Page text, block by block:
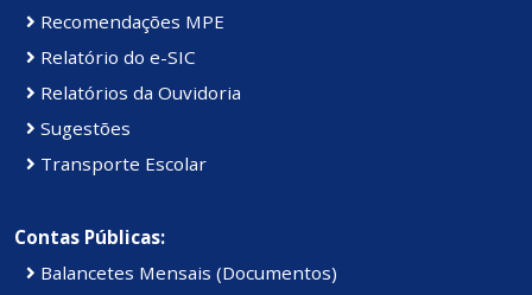
Recomendações MPE
Relatório do e-SIC
Relatórios da Ouvidoria
Sugestões
Transporte Escolar
Contas Públicas:
Balancetes Mensais (Documentos)